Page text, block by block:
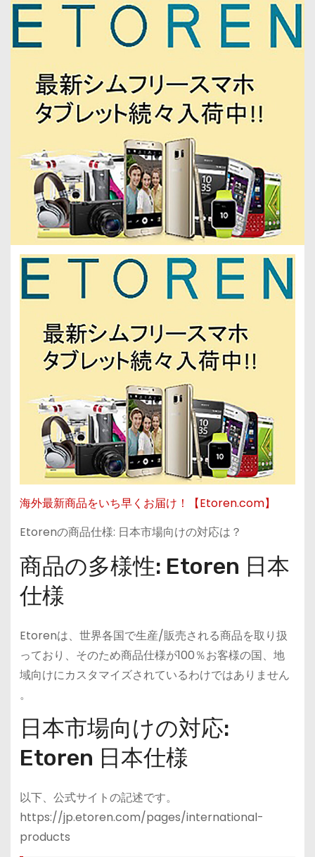
海外最新商品をいち早くお届け！【Etoren.com】
Etorenの商品仕様: 日本市場向けの対応は？
商品の多様性: Etoren 日本
仕様
Etorenは、世界各国で生産/販売される商品を取り扱
っており、そのため商品仕様が100％お客様の国、地
域向けにカスタマイズされているわけではありません​
。
日本市場向けの対応:
Etoren 日本仕様
以下、公式サイトの記述です。
https://jp.etoren.com/pages/international-
products